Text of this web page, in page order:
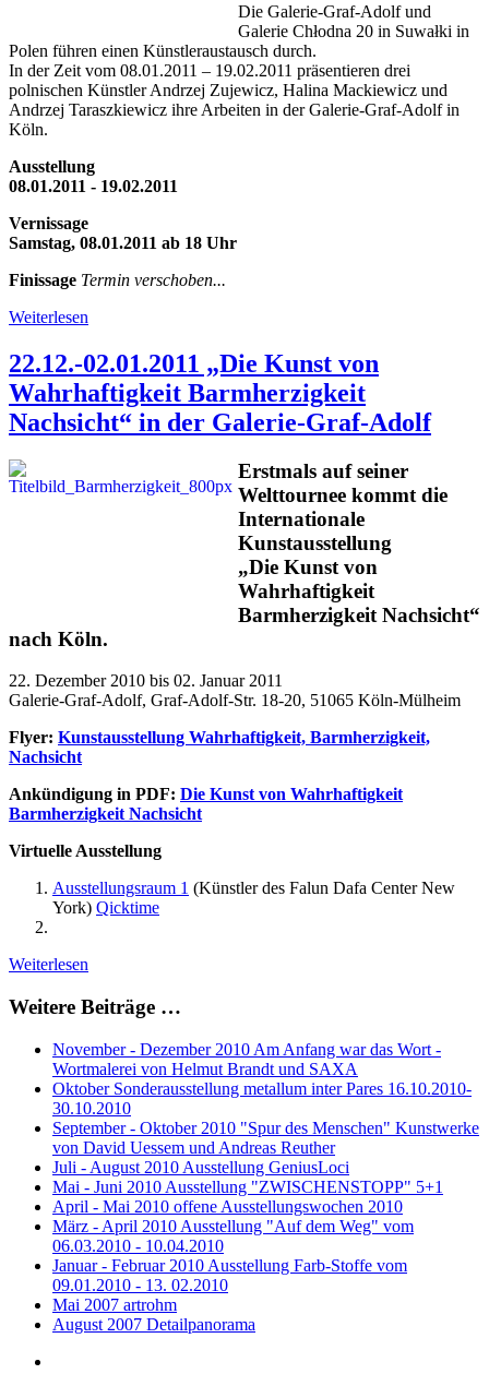
Die Galerie-Graf-Adolf und
Galerie Chłodna 20 in Suwałki in
Polen führen einen Künstleraustausch durch.
In der Zeit vom 08.01.2011 – 19.02.2011 präsentieren drei
polnischen Künstler Andrzej Zujewicz, Halina Mackiewicz und
Andrzej Taraszkiewicz ihre Arbeiten in der Galerie-Graf-Adolf in
Köln.
Ausstellung
08.01.2011 - 19.02.2011
Vernissage
Samstag, 08.01.2011 ab 18 Uhr
Finissage Termin verschoben...
Weiterlesen
22.12.-02.01.2011 „Die Kunst von
Wahrhaftigkeit Barmherzigkeit
Nachsicht“ in der Galerie-Graf-Adolf
Erstmals auf seiner
Welttournee kommt die
Internationale
Kunstausstellung
„Die Kunst von
Wahrhaftigkeit
Barmherzigkeit Nachsicht“
nach Köln.
22. Dezember 2010 bis 02. Januar 2011
Galerie-Graf-Adolf, Graf-Adolf-Str. 18-20, 51065 Köln-Mülheim
Flyer: Kunstausstellung Wahrhaftigkeit, Barmherzigkeit,
Nachsicht
Ankündigung in PDF: Die Kunst von Wahrhaftigkeit
Barmherzigkeit Nachsicht
Virtuelle Ausstellung
Ausstellungsraum 1 (Künstler des Falun Dafa Center New
York) Qicktime
Weiterlesen
Weitere Beiträge …
November - Dezember 2010 Am Anfang war das Wort -
Wortmalerei von Helmut Brandt und SAXA
Oktober Sonderausstellung metallum inter Pares 16.10.2010-
30.10.2010
September - Oktober 2010 "Spur des Menschen" Kunstwerke
von David Uessem und Andreas Reuther
Juli - August 2010 Ausstellung GeniusLoci
Mai - Juni 2010 Ausstellung "ZWISCHENSTOPP" 5+1
April - Mai 2010 offene Ausstellungswochen 2010
März - April 2010 Ausstellung "Auf dem Weg" vom
06.03.2010 - 10.04.2010
Januar - Februar 2010 Ausstellung Farb-Stoffe vom
09.01.2010 - 13. 02.2010
Mai 2007 artrohm
August 2007 Detailpanorama